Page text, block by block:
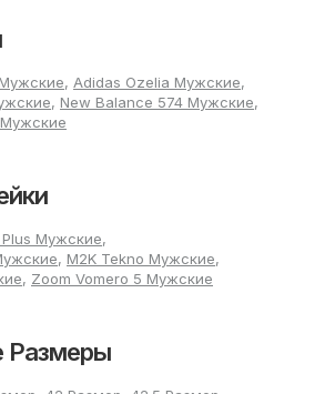
Ориентироваться лучше на
стоп. Длина измеряется от пятки
несколько миллиметров для
а для спортивных занятий
10 мм.
Эластичная спортивная обувь из
слегка адаптируется к форме
поэтому рекомендуется
перед покупкой. Чтобы
при примерке проверьте, чтобы
покупки
, Adidas Ozelia Мужские,
, New Balance 574 Мужские,
Мужские,
, M2K Tekno Мужские,
, Zoom Vomero 5 Мужские
Размеры